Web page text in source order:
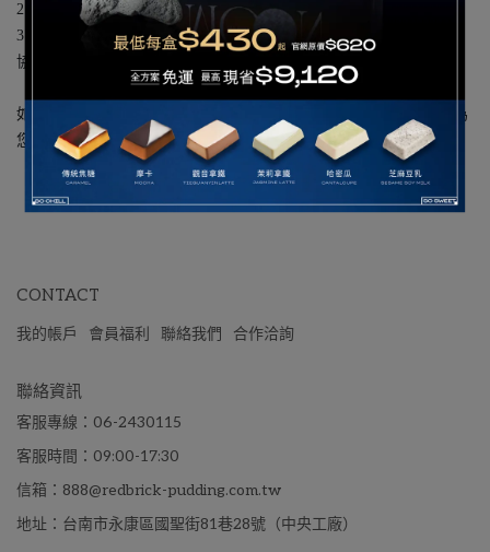
2.限寄送同一地址可享優惠，若寄送不同地址請分開下單
3.以上為禮盒10入裝售價，裸裝需求請加入官方LINE（@redbrick）
協助為您報價
如無法下載訂單可撥打本公司客服電話 06-243-0115，由客服人員為
您傳真訂單或排除問題
CONTACT
我的帳戶 會員福利 聯絡我們 合作洽詢
聯絡資訊
客服專線：06-2430115
客服時間：09:00-17:30
信箱：888@redbrick-pudding.com.tw
地址：台南市永康區國聖街81巷28號（中央工廠）